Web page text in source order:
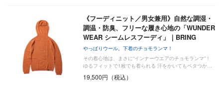
《フーディニット／男女兼用》自然な調湿・
調温・防臭、フリーな履き心地の「WUNDER
WEAR シームレスフーディ」｜BRING
やっぱりウール。下着のチョモランマ！
その着心地は、まさに“インナーウエアのチョモランマ”！
ゆるフィットで1枚でも着られる 汗をかいてもベタつか…
19,500円（税込）